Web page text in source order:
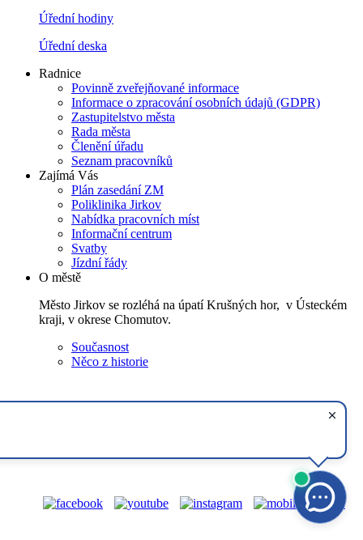
Úřední hodiny
Úřední deska
Radnice
Povinně zveřejňované informace
Informace o zpracování osobních údajů (GDPR)
Zastupitelstvo města
Rada města
Členění úřadu
Seznam pracovníků
Zajímá Vás
Plán zasedání ZM
Poliklinika Jirkov
Nabídka pracovních míst
Informační centrum
Svatby
Jízdní řády
O městě
Město Jirkov se rozléhá na úpatí Krušných hor, v Ústeckém
kraji, v okrese Chomutov.
Současnost
Něco z historie